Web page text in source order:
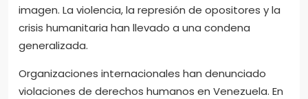
imagen. La violencia, la represión de opositores y la
crisis humanitaria han llevado a una condena
generalizada.
Organizaciones internacionales han denunciado
violaciones de derechos humanos en Venezuela. En